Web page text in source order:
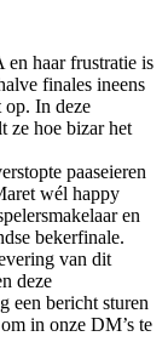
haar frustratie is
finales ineens
op. In deze
ze hoe bizar het
paaseieren
wél happy
en
bekerfinale.
van dit
deze
een bericht sturen
in onze DM’s te